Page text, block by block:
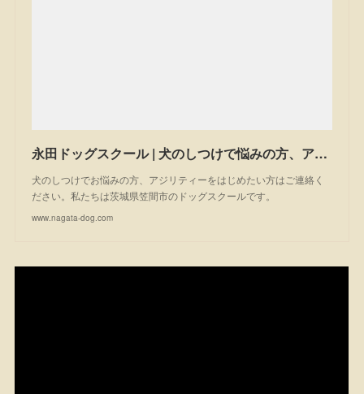
永田ドッグスクール | 犬のしつけで悩みの方、アジリティーを始めたい方は一度ご相談ください。私たちは茨城県笠間市のドッグスクールです。
犬のしつけでお悩みの方、アジリティーをはじめたい方はご連絡く
ださい。私たちは茨城県笠間市のドッグスクールです。
www.nagata-dog.com